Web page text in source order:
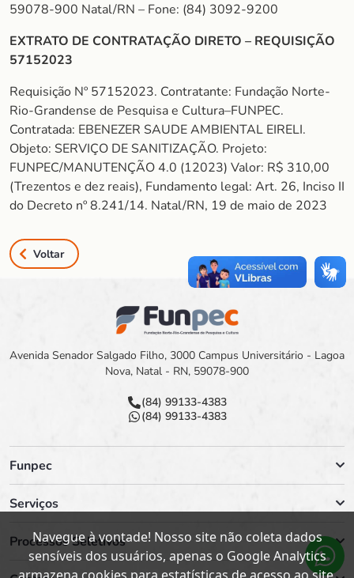
59078-900 Natal/RN – Fone: (84) 3092-9200
EXTRATO DE CONTRATAÇÃO DIRETO – REQUISIÇÃO
57152023
Requisição Nº 57152023. Contratante: Fundação Norte-
Rio-Grandense de Pesquisa e Cultura–FUNPEC.
Contratada: EBENEZER SAUDE AMBIENTAL EIRELI.
Objeto: SERVIÇO DE SANITIZAÇÃO. Projeto:
FUNPEC/MANUTENÇÃO 4.0 (12023) Valor: R$ 310,00
(Trezentos e dez reais), Fundamento legal: Art. 26, Inciso II
do Decreto nº 8.241/14. Natal/RN, 19 de maio de 2023
Voltar
Avenida Senador Salgado Filho, 3000 Campus Universitário - Lagoa
Nova, Natal - RN, 59078-900
(84) 99133-4383
(84) 99133-4383
Funpec
Serviços
Processos Seletivos
Navegue à vontade! Nosso site não coleta dados
sensíveis dos usuários, apenas o Google Analytics